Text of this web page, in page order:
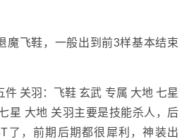
魔飞鞋，一般出到前3样基本结束
关羽：飞鞋 玄武 专属 大地 七星
星 大地 关羽主要是技能杀人，后
了，前期后期都很犀利，神装出